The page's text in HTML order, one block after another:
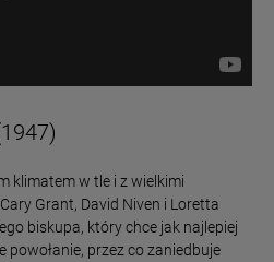
klimatem w tle i z wielkimi
Grant, David Niven i Loretta
biskupa, który chce jak najlepiej
powołanie, przez co zaniedbuje